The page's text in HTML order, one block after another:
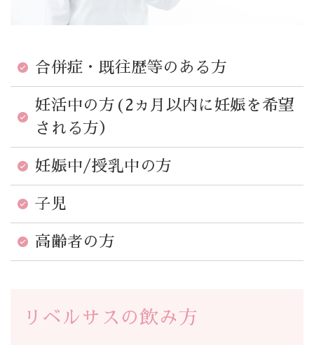
合併症・既往歴等のある方
妊活中の方(2ヵ月以内に妊娠を希望
される方）
妊娠中/授乳中の方
子児
高齢者の方
リベルサスの飲み方